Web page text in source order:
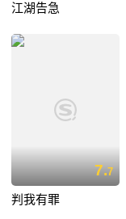
江湖告急
7.7
判我有罪